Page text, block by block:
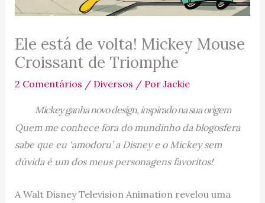
Ele está de volta! Mickey Mouse
Croissant de Triomphe
2 Comentários / Diversos / Por Jackie
Mickey ganha novo design, inspirado na sua origem
Quem me conhece fora do mundinho da blogosfera
sabe que eu ‘amodoru’ a Disney e o Mickey sem
dúvida é um dos meus personagens favoritos!
A Walt Disney Television Animation revelou uma